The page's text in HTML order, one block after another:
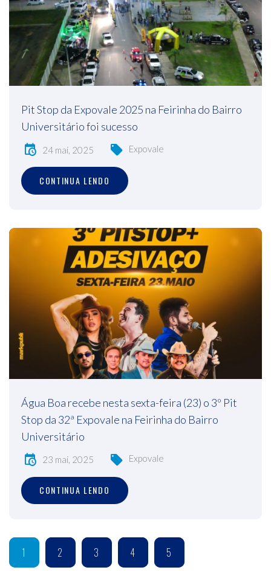
Pit Stop da Expovale 2025 na Feirinha do Bairro
Universitário foi sucesso
24 mai, 2025 Expovale
CONTINUA LENDO
Água Boa recebe nesta sexta-feira (23) o 3º Pit
Stop da 32ª Expovale na Feirinha do Bairro
Universitário
23 mai, 2025 Expovale
CONTINUA LENDO
1 2 3 4 5